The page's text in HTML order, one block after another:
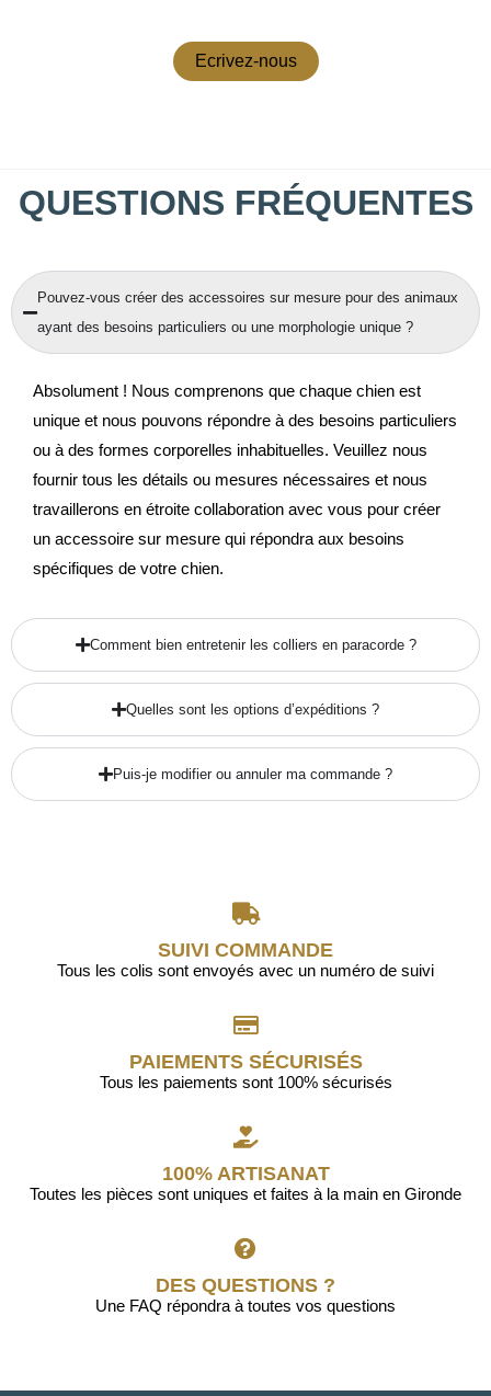
Ecrivez-nous
QUESTIONS FRÉQUENTES
Pouvez-vous créer des accessoires sur mesure pour des animaux
ayant des besoins particuliers ou une morphologie unique ?
Absolument ! Nous comprenons que chaque chien est
unique et nous pouvons répondre à des besoins particuliers
ou à des formes corporelles inhabituelles. Veuillez nous
fournir tous les détails ou mesures nécessaires et nous
travaillerons en étroite collaboration avec vous pour créer
un accessoire sur mesure qui répondra aux besoins
spécifiques de votre chien.
Comment bien entretenir les colliers en paracorde ?
Quelles sont les options d’expéditions ?
Puis-je modifier ou annuler ma commande ?
SUIVI COMMANDE
Tous les colis sont envoyés avec un numéro de suivi
PAIEMENTS SÉCURISÉS
Tous les paiements sont 100% sécurisés
100% ARTISANAT
Toutes les pièces sont uniques et faites à la main en Gironde
DES QUESTIONS ?
Une FAQ répondra à toutes vos questions